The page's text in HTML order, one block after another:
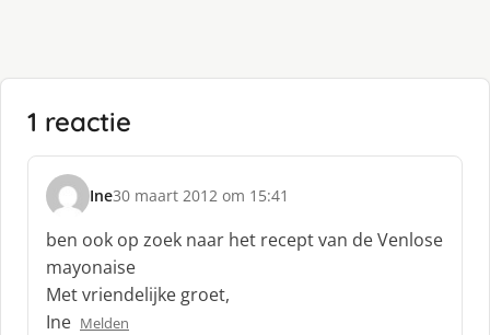
1 reactie
Ine
s
c
h
r
e
e
30 maart 2012 om 15:41
ben ook op zoek naar het recept van de Venlose
mayonaise
Met vriendelijke groet,
Ine Melden